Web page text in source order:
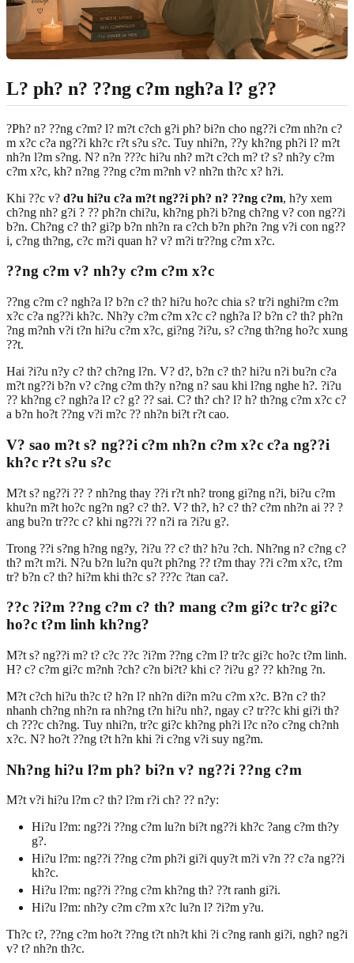
L? ph? n? ??ng c?m ngh?a l? g??
?Ph? n? ??ng c?m? l? m?t c?ch g?i ph? bi?n cho ng??i c?m nh?n c?
m x?c c?a ng??i kh?c r?t s?u s?c. Tuy nhi?n, ??y kh?ng ph?i l? m?t
nh?n l?m s?ng. N? n?n ???c hi?u nh? m?t c?ch m? t? s? nh?y c?m
c?m x?c, kh? n?ng ??ng c?m m?nh v? nh?n th?c x? h?i.
Khi ??c v? d?u hi?u c?a m?t ng??i ph? n? ??ng c?m, h?y xem
ch?ng nh? g?i ? ?? ph?n chi?u, kh?ng ph?i b?ng ch?ng v? con ng??i
b?n. Ch?ng c? th? gi?p b?n nh?n ra c?ch b?n ph?n ?ng v?i con ng??
i, c?ng th?ng, c?c m?i quan h? v? m?i tr??ng c?m x?c.
??ng c?m v? nh?y c?m c?m x?c
??ng c?m c? ngh?a l? b?n c? th? hi?u ho?c chia s? tr?i nghi?m c?m
x?c c?a ng??i kh?c. Nh?y c?m c?m x?c c? ngh?a l? b?n c? th? ph?n
?ng m?nh v?i t?n hi?u c?m x?c, gi?ng ?i?u, s? c?ng th?ng ho?c xung
??t.
Hai ?i?u n?y c? th? ch?ng l?n. V? d?, b?n c? th? hi?u n?i bu?n c?a
m?t ng??i b?n v? c?ng c?m th?y n?ng n? sau khi l?ng nghe h?. ?i?u
?? kh?ng c? ngh?a l? c? g? ?? sai. C? th? ch? l? h? th?ng c?m x?c c?
a b?n ho?t ??ng v?i m?c ?? nh?n bi?t r?t cao.
V? sao m?t s? ng??i c?m nh?n c?m x?c c?a ng??i
kh?c r?t s?u s?c
M?t s? ng??i ?? ? nh?ng thay ??i r?t nh? trong gi?ng n?i, bi?u c?m
khu?n m?t ho?c ng?n ng? c? th?. V? th?, h? c? th? c?m nh?n ai ?? ?
ang bu?n tr??c c? khi ng??i ?? n?i ra ?i?u g?.
Trong ??i s?ng h?ng ng?y, ?i?u ?? c? th? h?u ?ch. Nh?ng n? c?ng c?
th? m?t m?i. N?u b?n lu?n qu?t ph?ng ?? t?m thay ??i c?m x?c, t?m
tr? b?n c? th? hi?m khi th?c s? ???c ?tan ca?.
??c ?i?m ??ng c?m c? th? mang c?m gi?c tr?c gi?c
ho?c t?m linh kh?ng?
M?t s? ng??i m? t? c?c ??c ?i?m ??ng c?m l? tr?c gi?c ho?c t?m linh.
H? c? c?m gi?c m?nh ?ch? c?n bi?t? khi c? ?i?u g? ?? kh?ng ?n.
M?t c?ch hi?u th?c t? h?n l? nh?n di?n m?u c?m x?c. B?n c? th?
nhanh ch?ng nh?n ra nh?ng t?n hi?u nh?, ngay c? tr??c khi gi?i th?
ch ???c ch?ng. Tuy nhi?n, tr?c gi?c kh?ng ph?i l?c n?o c?ng ch?nh
x?c. N? ho?t ??ng t?t h?n khi ?i c?ng v?i suy ng?m.
Nh?ng hi?u l?m ph? bi?n v? ng??i ??ng c?m
M?t v?i hi?u l?m c? th? l?m r?i ch? ?? n?y:
Hi?u l?m: ng??i ??ng c?m lu?n bi?t ng??i kh?c ?ang c?m th?y
g?.
Hi?u l?m: ng??i ??ng c?m ph?i gi?i quy?t m?i v?n ?? c?a ng??i
kh?c.
Hi?u l?m: ng??i ??ng c?m kh?ng th? ??t ranh gi?i.
Hi?u l?m: nh?y c?m c?m x?c lu?n l? ?i?m y?u.
Th?c t?, ??ng c?m ho?t ??ng t?t nh?t khi ?i c?ng ranh gi?i, ngh? ng?i
v? t? nh?n th?c.